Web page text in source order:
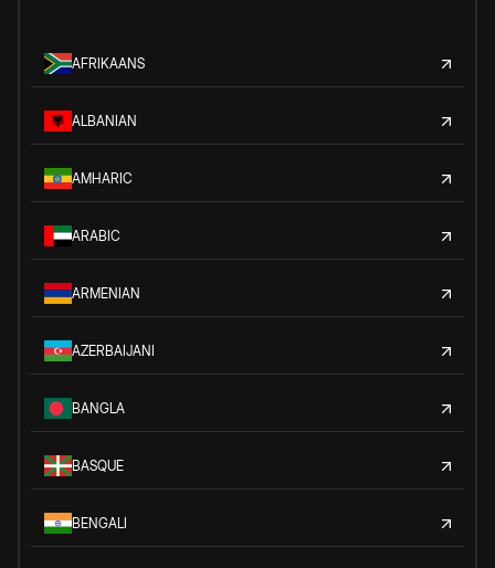
AFRIKAANS
ALBANIAN
AMHARIC
ARABIC
ARMENIAN
AZERBAIJANI
BANGLA
BASQUE
BENGALI